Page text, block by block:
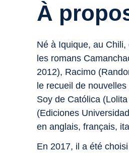
À
Né à Iquique, au
les romans
2012), Racimo
le recueil de nouvelles
Soy de Católica
(Ediciones
en anglais, français,
En 2017, il a été